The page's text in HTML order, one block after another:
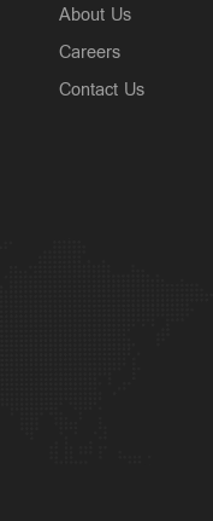
About Us
Careers
Contact Us